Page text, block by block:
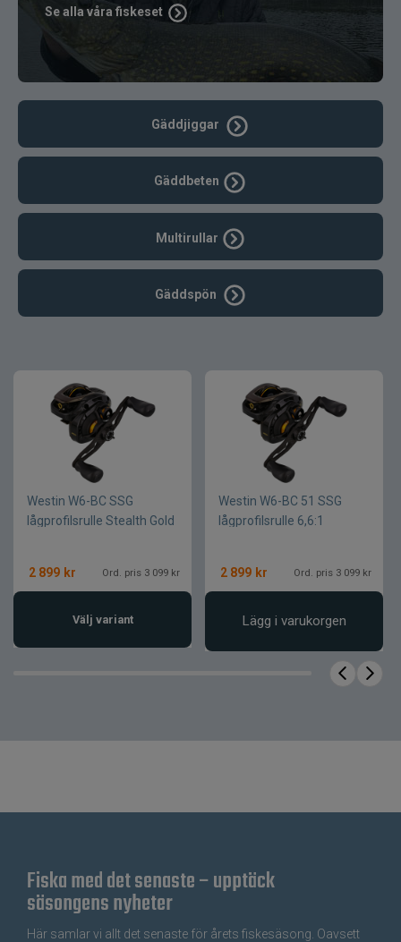
Se alla våra fiskeset
Gäddjiggar
Gäddbeten
Multirullar
Gäddspön
Westin W6-BC SSG
lågprofilsrulle Stealth Gold
2 899 kr Ord. pris 3 099 kr
Välj variant
Westin W6-BC 51 SSG
lågprofilsrulle 6,6:1
2 899 kr Ord. pris 3 099 kr
Lägg i varukorgen
Fiska med det senaste – upptäck
säsongens nyheter
Här samlar vi allt det senaste för årets fiskesäsong. Oavsett